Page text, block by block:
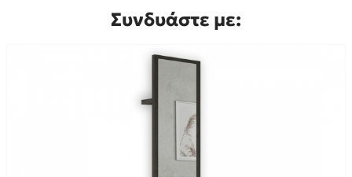
Συνδυάστε με: